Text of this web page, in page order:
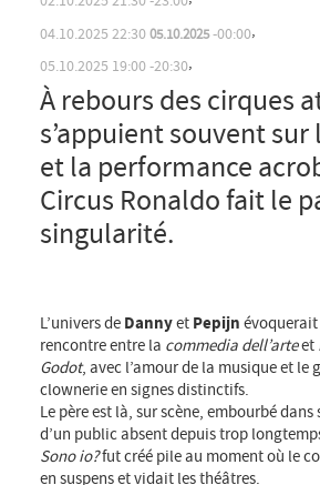
02.10.2025 21:30 23:00
04.10.2025 22:3005.10.2025 00:00
05.10.2025 19:00 20:30,
À rebours des cirques
s’appuient souvent
et la performance
Circus Ronaldo fait le
singularité.
L’univers de Dannyet Pepijn
rencontre entre la commedia dell’arteet
Godot, avec l’amour de la musique et le
clownerie en signes distinctifs.
Le père est là, sur scène, embourbé dans
d’un public absent depuis trop
Sono io?fut créé pile au moment où le
en suspens et vidait les théâtres.